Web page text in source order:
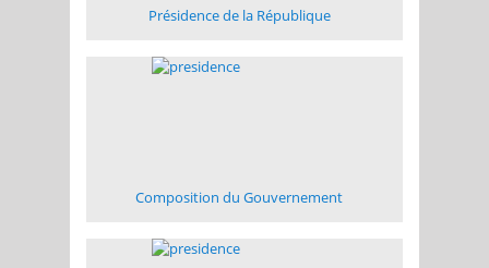
Présidence de la République
Composition du Gouvernement